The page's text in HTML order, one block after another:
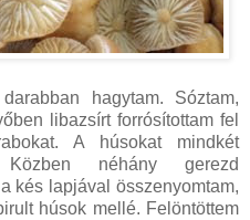
hagytam. Sóztam,
libazsírt forrósítottam fel
A húsokat mindkét
Közben néhány gerezd
kés lapjával összenyomtam,
húsok mellé. Felöntöttem